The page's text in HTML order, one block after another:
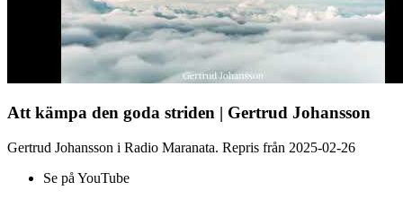
Att kämpa den goda striden | Gertrud Johansson
Gertrud Johansson i Radio Maranata. Repris från 2025-02-26
Se på YouTube